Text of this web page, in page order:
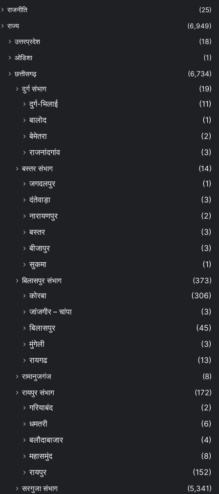
राजनीति (25)
राज्य (6,949)
उत्तरप्रदेश
(18)
ओडिशा
(1)
छत्तीसगढ़
(6,734)
दुर्ग संभाग
(19)
दुर्ग-भिलाई
(11)
बालोद
(1)
बेमेतरा
(2)
राजनांदगांव
(3)
बस्तर संभाग
(14)
जगदलपुर
(1)
दंतेवाड़ा
(3)
नारायणपुर
(2)
बस्तर
(3)
बीजापुर
(3)
सुकमा
(1)
बिलासपुर संभाग
(373)
कोरबा
(306)
जांजगीर – चांपा
(3)
बिलासपुर
(45)
मुंगेली
(3)
रायगढ
(13)
रामानुजगंज
(8)
रायपुर संभाग
(172)
गरियाबंद
(2)
धमतरी
(6)
बलौदाबाजार
(4)
महासमुंद
(8)
रायपुर
(152)
सरगुजा संभाग
(5,341)